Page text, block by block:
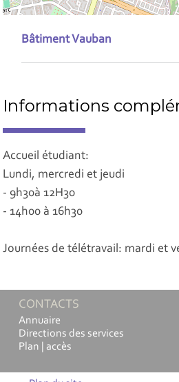
Bâtiment Vauban
Informations
Accueil étudiant:
Lundi, mercredi et jeudi
- 9h30à 12H30
- 14h00 à 16h30
Journées de télétravail: mardi et
CONTACTS
Annuaire
Directions des services
Plan | accès